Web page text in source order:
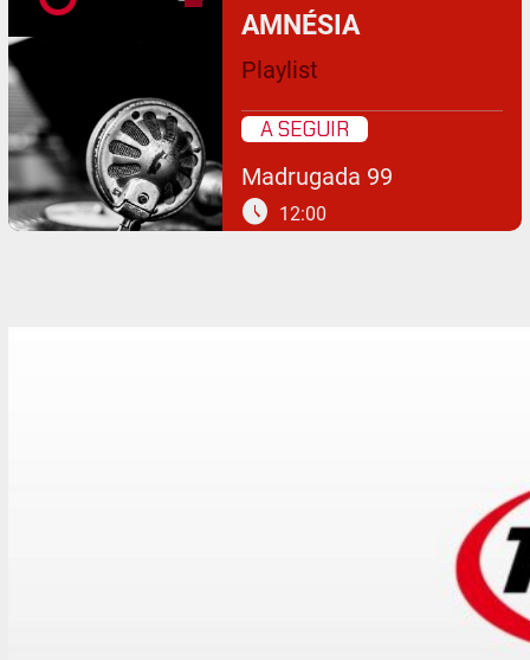
AMNÉSIA
Playlist
A SEGUIR
Madrugada 99
schedule 12:00